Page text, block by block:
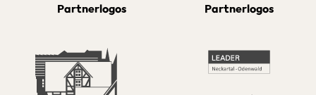
Partnerlogos Partnerlogos